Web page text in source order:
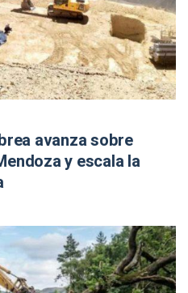
avanza sobre
y escala la